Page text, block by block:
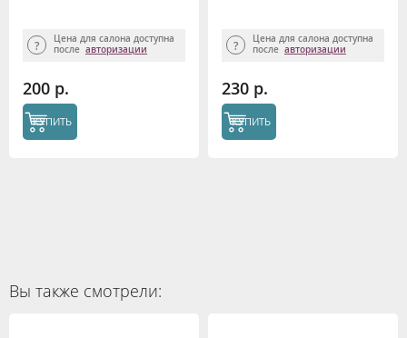
Цена для салона доступна
после авторизации
200 р.
КУПИТЬ
Цена для салона доступна
после авторизации
230 р.
КУПИТЬ
Вы также смотрели: